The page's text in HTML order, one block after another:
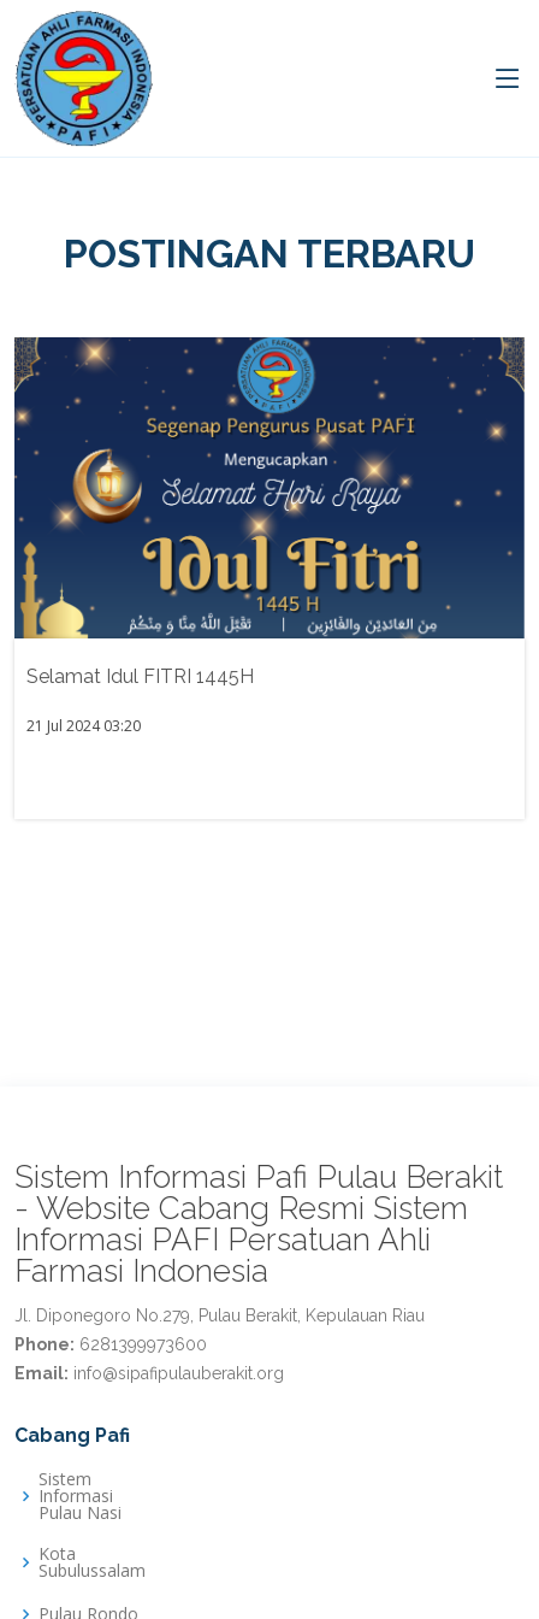
POSTINGAN TERBARU
Selamat Idul FITRI 1445H
21 Jul 2024 03:20
Sistem Informasi Pafi Pulau Berakit
- Website Cabang Resmi Sistem
Informasi PAFI Persatuan Ahli
Farmasi Indonesia
Jl. Diponegoro No.279, Pulau Berakit, Kepulauan Riau
Phone: 6281399973600
Email: info@sipafipulauberakit.org
Cabang Pafi
Sistem
Informasi
Pulau Nasi
Kota
Subulussalam
Pulau Rondo